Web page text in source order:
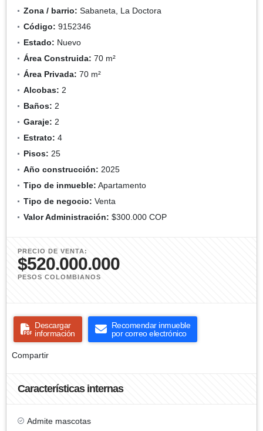
Zona / barrio: Sabaneta, La Doctora
Código: 9152346
Estado: Nuevo
Área Construida: 70 m²
Área Privada: 70 m²
Alcobas: 2
Baños: 2
Garaje: 2
Estrato: 4
Pisos: 25
Año construcción: 2025
Tipo de inmueble: Apartamento
Tipo de negocio: Venta
Valor Administración: $300.000 COP
PRECIO DE VENTA:
$520.000.000
PESOS COLOMBIANOS
Descargar
información
Recomendar inmueble
por correo electrónico
Compartir
Características internas
Admite mascotas